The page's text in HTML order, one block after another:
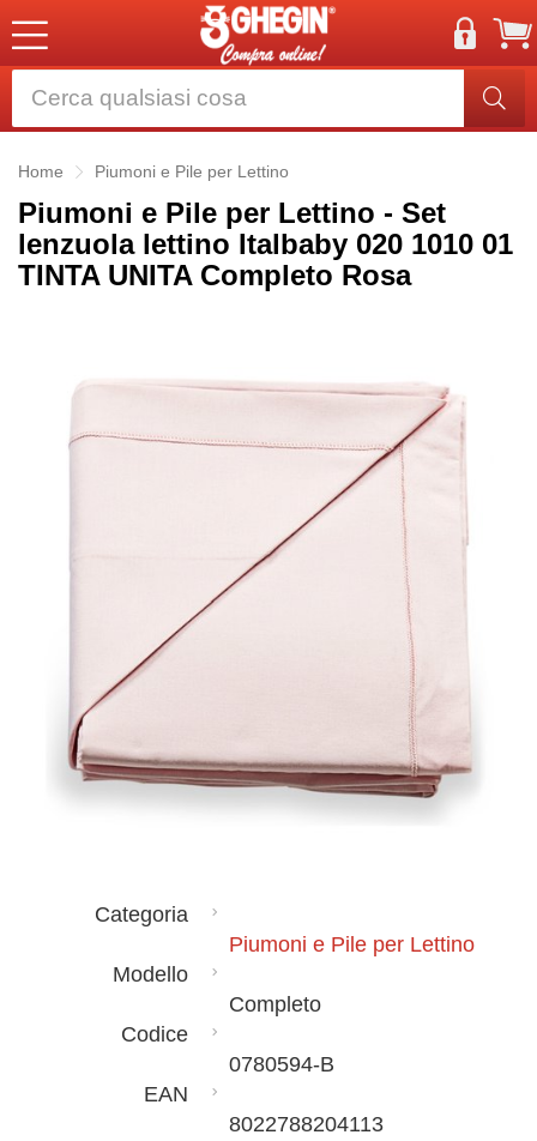
Home Piumoni e Pile per Lettino
Piumoni e Pile per Lettino - Set
lenzuola lettino Italbaby 020 1010 01
TINTA UNITA Completo Rosa
Categoria
Piumoni e Pile per Lettino
Modello
Completo
Codice
0780594-B
EAN
8022788204113